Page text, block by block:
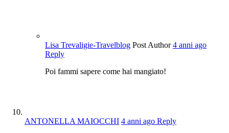
Lisa Trevaligie-Travelblog Post Author 4 anni ago
Reply
Poi fammi sapere come hai mangiato!
ANTONELLA MAIOCCHI 4 anni ago Reply